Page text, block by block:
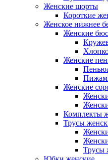
Женские шорты
Короткие
Женское нижнее
Женские
Женские
Женские
Комплекты
Трусы
Трусы